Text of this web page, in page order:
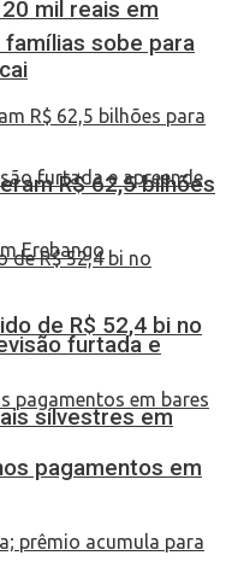
mil reais em
furtada e
silvestres em
famílias sobe para
R$ 62,5 bilhões
de R$ 52,4 bi no
pagamentos em